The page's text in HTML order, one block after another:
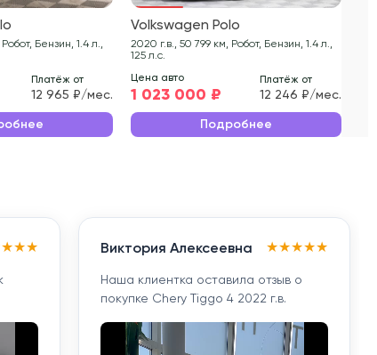
Платёж от
12 965 ₽/мес.
Volkswagen Polo
2020 г.в., 50 799 км, Робот, Бензин, 1.4 л.,
125 л.с.
Цена авто
1 023 000 ₽
Платёж от
12 246 ₽/мес.
Подробнее
★★★ Виктория Алексеевна ★★★★★
Наша клиентка оставила отзыв о
покупке Chery Tiggo 4 2022 г.в.